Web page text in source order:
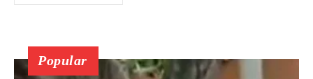
Popular